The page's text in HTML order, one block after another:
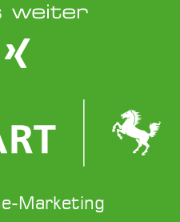
weiter
Marketing